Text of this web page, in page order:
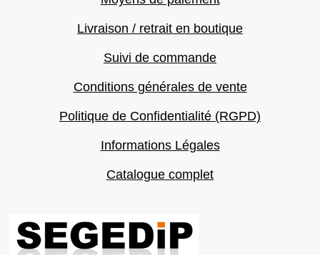
Livraison / retrait en boutique
Suivi de commande
Conditions générales de vente
Politique de Confidentialité (RGPD)
Informations Légales
Catalogue complet